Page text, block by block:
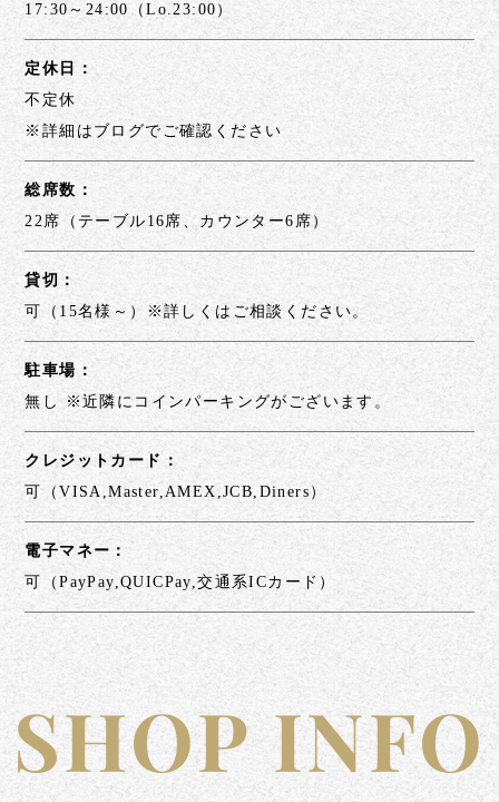
17:30～24:00（Lo.23:00）
定休日：
不定休
※詳細はブログでご確認ください
総席数：
22席（テーブル16席、カウンター6席）
貸切：
可（15名様～）※詳しくはご相談ください。
駐車場：
無し ※近隣にコインパーキングがございます。
クレジットカード：
可（VISA,Master,AMEX,JCB,Diners）
電子マネー：
可（PayPay,QUICPay,交通系ICカード）
SHOP INFO